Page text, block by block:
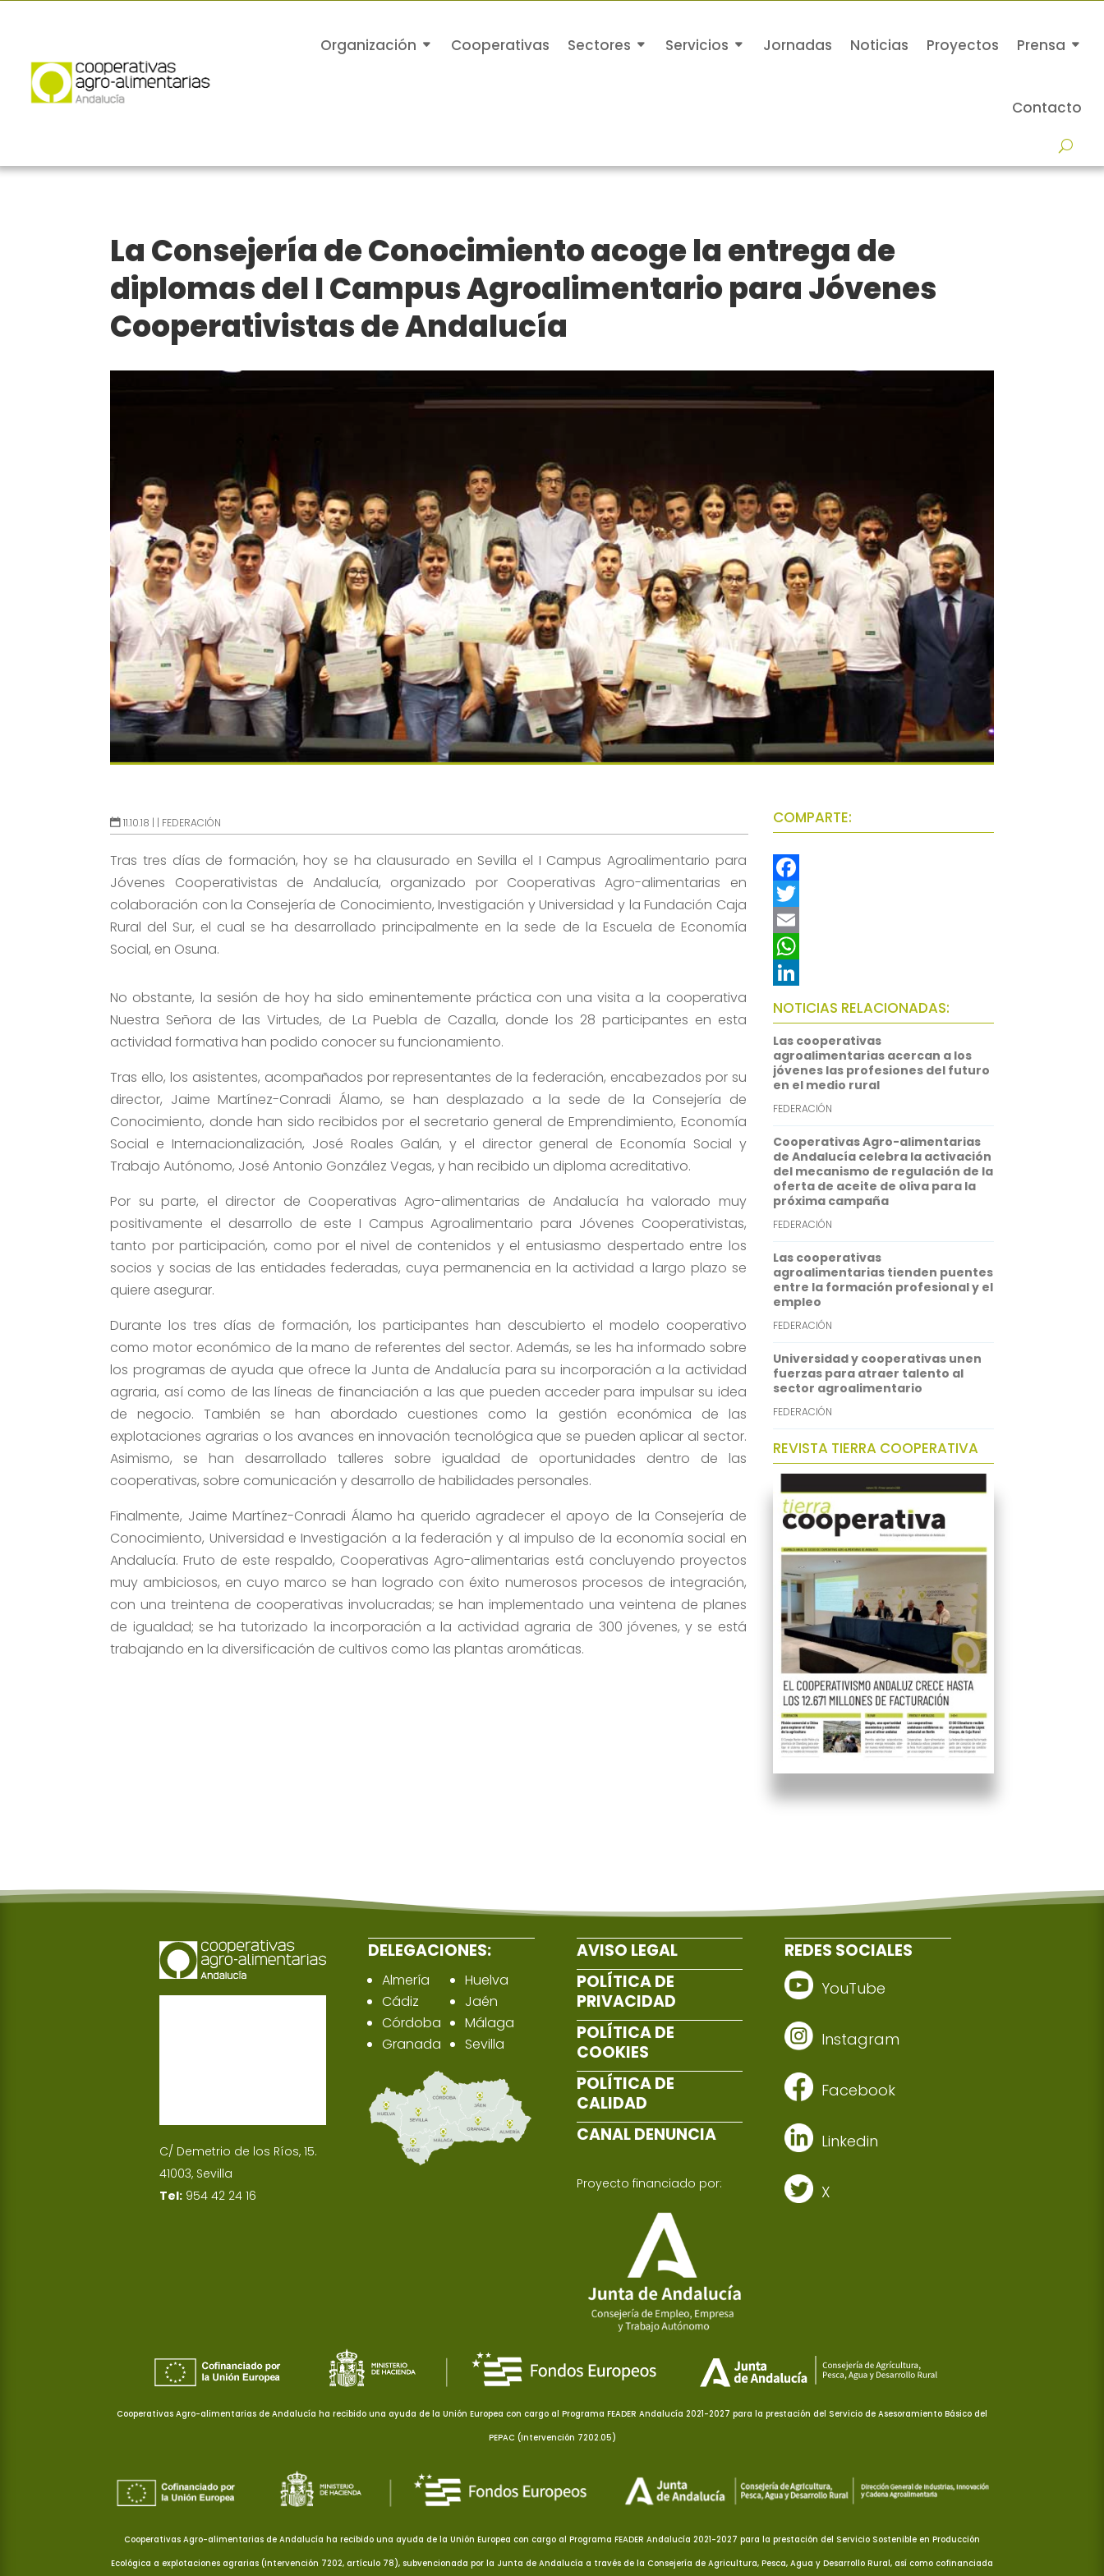
Organización Cooperativas Sectores Servicios Jornadas Noticias Proyectos Prensa
Contacto
La Consejería de Conocimiento acoge la entrega de
diplomas del I Campus Agroalimentario para Jóvenes
Cooperativistas de Andalucía
11.10.18 | | FEDERACIÓN
Tras tres días de formación, hoy se ha clausurado en Sevilla el I Campus Agroalimentario para
Jóvenes Cooperativistas de Andalucía, organizado por Cooperativas Agro-alimentarias en
colaboración con la Consejería de Conocimiento, Investigación y Universidad y la Fundación Caja
Rural del Sur, el cual se ha desarrollado principalmente en la sede de la Escuela de Economía
Social, en Osuna.
No obstante, la sesión de hoy ha sido eminentemente práctica con una visita a la cooperativa
Nuestra Señora de las Virtudes, de La Puebla de Cazalla, donde los 28 participantes en esta
actividad formativa han podido conocer su funcionamiento.
Tras ello, los asistentes, acompañados por representantes de la federación, encabezados por su
director, Jaime Martínez-Conradi Álamo, se han desplazado a la sede de la Consejería de
Conocimiento, donde han sido recibidos por el secretario general de Emprendimiento, Economía
Social e Internacionalización, José Roales Galán, y el director general de Economía Social y
Trabajo Autónomo, José Antonio González Vegas, y han recibido un diploma acreditativo.
Por su parte, el director de Cooperativas Agro-alimentarias de Andalucía ha valorado muy
positivamente el desarrollo de este I Campus Agroalimentario para Jóvenes Cooperativistas,
tanto por participación, como por el nivel de contenidos y el entusiasmo despertado entre los
socios y socias de las entidades federadas, cuya permanencia en la actividad a largo plazo se
quiere asegurar.
Durante los tres días de formación, los participantes han descubierto el modelo cooperativo
como motor económico de la mano de referentes del sector. Además, se les ha informado sobre
los programas de ayuda que ofrece la Junta de Andalucía para su incorporación a la actividad
agraria, así como de las líneas de financiación a las que pueden acceder para impulsar su idea
de negocio. También se han abordado cuestiones como la gestión económica de las
explotaciones agrarias o los avances en innovación tecnológica que se pueden aplicar al sector.
Asimismo, se han desarrollado talleres sobre igualdad de oportunidades dentro de las
cooperativas, sobre comunicación y desarrollo de habilidades personales.
Finalmente, Jaime Martínez-Conradi Álamo ha querido agradecer el apoyo de la Consejería de
Conocimiento, Universidad e Investigación a la federación y al impulso de la economía social en
Andalucía. Fruto de este respaldo, Cooperativas Agro-alimentarias está concluyendo proyectos
muy ambiciosos, en cuyo marco se han logrado con éxito numerosos procesos de integración,
con una treintena de cooperativas involucradas; se han implementado una veintena de planes
de igualdad; se ha tutorizado la incorporación a la actividad agraria de 300 jóvenes, y se está
trabajando en la diversificación de cultivos como las plantas aromáticas.
COMPARTE:
F
a
c
e
b
o
o
k
T
w
t
t
e
r
E
m
a
i
l
W
h
a
t
s
A
p
p
L
i
n
k
e
d
I
n
NOTICIAS RELACIONADAS:
Las cooperativas
agroalimentarias acercan a los
jóvenes las profesiones del futuro
en el medio rural
FEDERACIÓN
Cooperativas Agro-alimentarias
de Andalucía celebra la activación
del mecanismo de regulación de la
oferta de aceite de oliva para la
próxima campaña
FEDERACIÓN
Las cooperativas
agroalimentarias tienden puentes
entre la formación profesional y el
empleo
FEDERACIÓN
Universidad y cooperativas unen
fuerzas para atraer talento al
sector agroalimentario
FEDERACIÓN
REVISTA TIERRA COOPERATIVA
C/ Demetrio de los Ríos, 15.
41003, Sevilla
Tel: 954 42 24 16
DELEGACIONES:
Almería
Cádiz
Córdoba
Granada
Huelva
Jaén
Málaga
Sevilla
AVISO LEGAL
POLÍTICA DE
PRIVACIDAD
POLÍTICA DE
COOKIES
POLÍTICA DE
CALIDAD
CANAL DENUNCIA
Proyecto financiado por:
REDES SOCIALES
YouTube
Instagram
Facebook
Linkedin
X
Cooperativas Agro-alimentarias de Andalucía ha recibido una ayuda de la Unión Europea con cargo al Programa FEADER Andalucía 2021-2027 para la prestación del Servicio de Asesoramiento Básico del
PEPAC (Intervención 7202.05)
Cooperativas Agro-alimentarias de Andalucía ha recibido una ayuda de la Unión Europea con cargo al Programa FEADER Andalucía 2021-2027 para la prestación del Servicio Sostenible en Producción
Ecológica a explotaciones agrarias (Intervención 7202, artículo 78), subvencionada por la Junta de Andalucía a través de la Consejería de Agricultura, Pesca, Agua y Desarrollo Rural, así como cofinanciada